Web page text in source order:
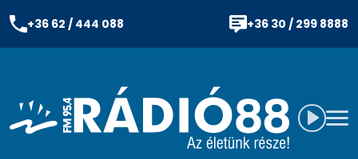
+36 62 / 444 088 +36 30 / 299 8888